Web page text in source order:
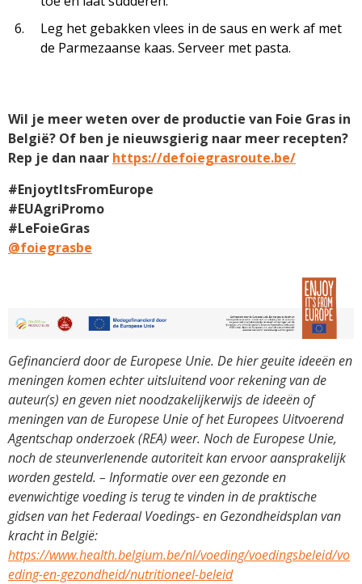
Leg het gebakken vlees in de saus en werk af met
de Parmezaanse kaas. Serveer met pasta.
Wil je meer weten over de productie van Foie Gras in
België? Of ben je nieuwsgierig naar meer recepten?
Rep je dan naar https://defoiegrasroute.be/
#EnjoytItsFromEurope
#EUAgriPromo
#LeFoieGras
@foiegrasbe
Gefinancierd door de Europese Unie. De hier geuite ideeën en
meningen komen echter uitsluitend voor rekening van de
auteur(s) en geven niet noodzakelijkerwijs de ideeën of
meningen van de Europese Unie of het Europees Uitvoerend
Agentschap onderzoek (REA) weer. Noch de Europese Unie,
noch de steunverlenende autoriteit kan ervoor aansprakelijk
worden gesteld. – Informatie over een gezonde en
evenwichtige voeding is terug te vinden in de praktische
gidsen van het Federaal Voedings- en Gezondheidsplan van
kracht in België:
https://www.health.belgium.be/nl/voeding/voedingsbeleid/vo
eding-en-gezondheid/nutritioneel-beleid